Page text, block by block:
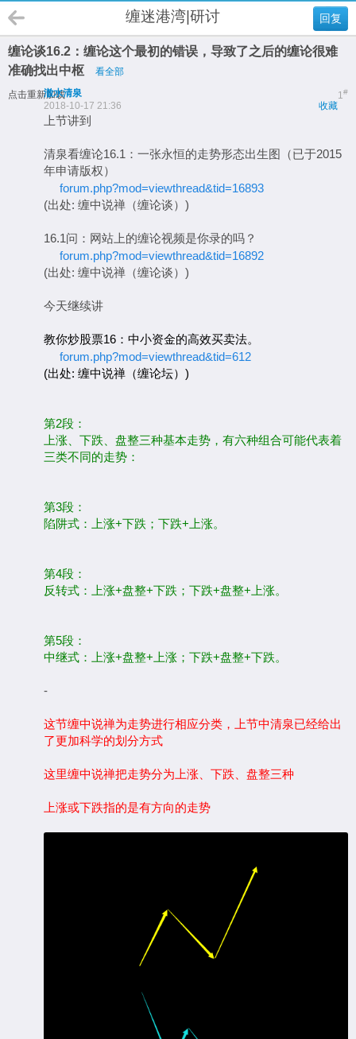
回复
缠迷港湾|研讨
缠论谈16.2：缠论这个最初的错误，导致了之后的缠论很难
准确找出中枢
看全部
点击重新加载 1#
澈水清泉
收藏
2018-10-17 21:36
上节讲到
清泉看缠论16.1：一张永恒的走势形态出生图（已于2015
年申请版权）
forum.php?mod=viewthread&tid=16893
(出处: 缠中说禅（缠论谈）)
16.1问：网站上的缠论视频是你录的吗？
forum.php?mod=viewthread&tid=16892
(出处: 缠中说禅（缠论谈）)
今天继续讲
教你炒股票16：中小资金的高效买卖法。
forum.php?mod=viewthread&tid=612
(出处: 缠中说禅（缠论坛）)
第2段：
上涨、下跌、盘整三种基本走势，有六种组合可能代表着
三类不同的走势：
第3段：
陷阱式：上涨+下跌；下跌+上涨。
第4段：
反转式：上涨+盘整+下跌；下跌+盘整+上涨。
第5段：
中继式：上涨+盘整+上涨；下跌+盘整+下跌。
-
这节缠中说禅为走势进行相应分类，上节中清泉已经给出
了更加科学的划分方式
这里缠中说禅把走势分为上涨、下跌、盘整三种
上涨或下跌指的是有方向的走势